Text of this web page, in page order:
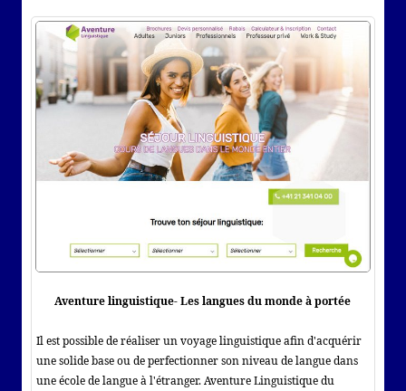
Aventure linguistique- Les langues du monde à portée
Il est possible de réaliser un voyage linguistique afin d'acquérir
une solide base ou de perfectionner son niveau de langue dans
une école de langue à l'étranger. Aventure Linguistique du